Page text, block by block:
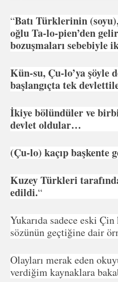
“Batı Türklerinin
oğlu Ta-lo-pien’den
bozuşmaları sebebiyle
Kün-su, Çu-lo’ya şöyle
başlangıçta tek
İkiye bölündüler ve
devlet oldular…
(Çu-lo) kaçıp başkente
Kuzey Türkleri
edildi.“
Yukarıda sadece eski
sözünün geçtiğine dair
Olayları merak eden
verdiğim kaynaklara